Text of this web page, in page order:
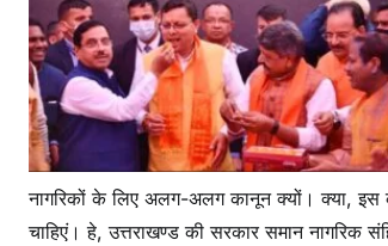
नागरिकों के लिए अलग-अलग कानून क्यों। क्या, इस
चाहिएं। हे, उत्तराखण्ड की सरकार समान नागरिक